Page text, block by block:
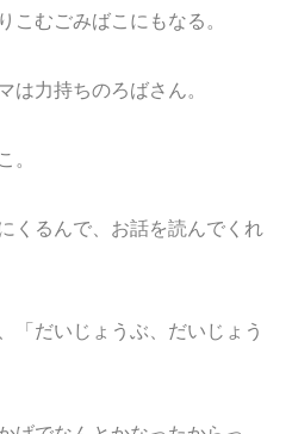
こむごみばこにもなる。
は力持ちのろばさん。
。
くるんで、お話を読んでくれ
「だいじょうぶ、だいじょう